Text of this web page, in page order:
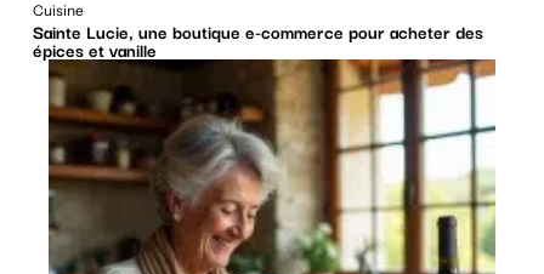
Cuisine
Sainte Lucie, une boutique e-commerce pour acheter des
épices et vanille